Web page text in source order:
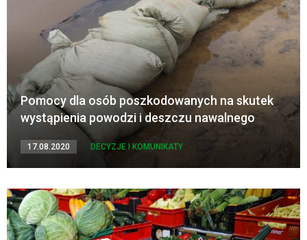
Pomocy dla osób poszkodowanych na skutek
wystąpienia powodzi i deszczu nawalnego
17.08.2020 DECYZJE I KOMUNIKATY